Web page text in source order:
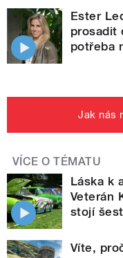
Ester
prosadit
potřeba
Jak nás
VÍCE O TÉMATU
Láska k
Veterán
stojí
Víte,